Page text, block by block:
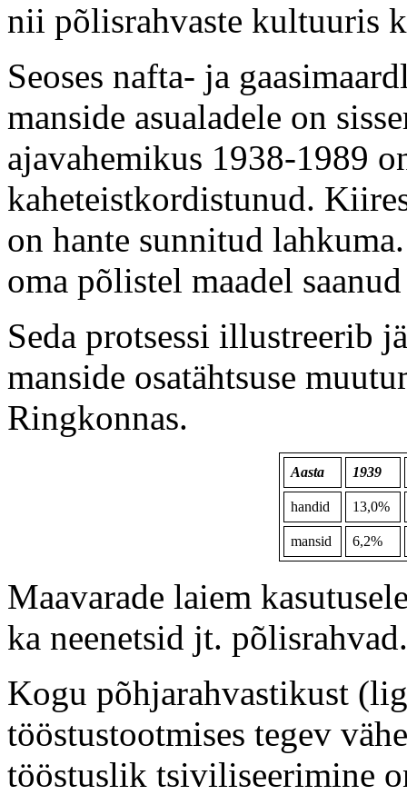
nii põlisrahvaste kultuuris
Seoses nafta- ja
manside asualadele on
ajavahemikus 1938-1989
kaheteistkordistunud.
on hante sunnitud
oma põlistel maadel
Seda protsessi illustreerib
manside osatähtsuse
Ringkonnas.
Aasta 1939
handid 13,0%
mansid 6,2%
Maavarade laiem
ka neenetsid jt. põlisrahvad.
Kogu põhjarahvastikust
tööstustootmises tegev
tööstuslik tsiviliseerimine